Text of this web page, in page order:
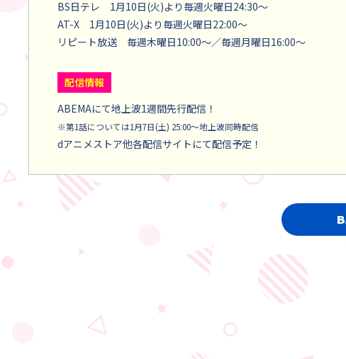
BS日テレ 1月10日(火)より毎週火曜日24:30～
AT-X 1月10日(火)より毎週火曜日22:00～
リピート放送 毎週木曜日10:00～／毎週月曜日16:00～
配信情報
ABEMAにて地上波1週間先行配信！
※第1話については1月7日(土) 25:00～地上波同時配信
dアニメストア他各配信サイトにて配信予定！